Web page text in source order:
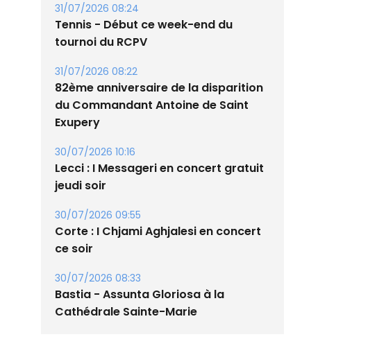
31/07/2026 08:24
Tennis - Début ce week-end du
tournoi du RCPV
31/07/2026 08:22
82ème anniversaire de la disparition
du Commandant Antoine de Saint
Exupery
30/07/2026 10:16
Lecci : I Messageri en concert gratuit
jeudi soir
30/07/2026 09:55
Corte : I Chjami Aghjalesi en concert
ce soir
30/07/2026 08:33
Bastia - Assunta Gloriosa à la
Cathédrale Sainte-Marie